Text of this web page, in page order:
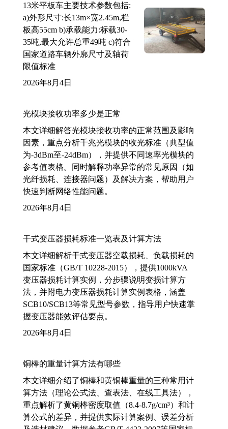
13米平板车主要技术参数包括:
a)外形尺寸:长13m×宽2.45m,栏
板高55cm b)承载能力:标载30-
35吨,最大允许总重49吨 c)符合
国家道路车辆外廓尺寸及轴荷
限值标准
2026年8月4日
光模块接收功率多少是正常
本文详细解答光模块接收功率的正常范围及影响
因素，重点分析千兆光模块的收光标准（典型值
为-3dBm至-24dBm），并提供不同速率光模块的
参考值表格。同时解释功率异常的常见原因（如
光纤损耗、连接器问题）及解决方案，帮助用户
快速判断网络性能问题。
2026年8月4日
干式变压器损耗标准一览表及计算方法
本文详细解析干式变压器空载损耗、负载损耗的
国家标准（GB/T 10228-2015），提供1000kVA
变压器损耗计算实例，分步骤说明变损计算方
法，并附电力变压器损耗计算实例表格，涵盖
SCB10/SCB13等常见型号参数，指导用户快速掌
握变压器能效评估要点。
2026年8月4日
铜棒的重量计算方法有哪些
本文详细介绍了铜棒和黄铜棒重量的三种常用计
算方法（理论公式法、查表法、在线工具法），
重点解析了黄铜棒密度取值（8.4-8.7g/cm³）和计
算公式的差异，并提供实际计算案例、误差分析